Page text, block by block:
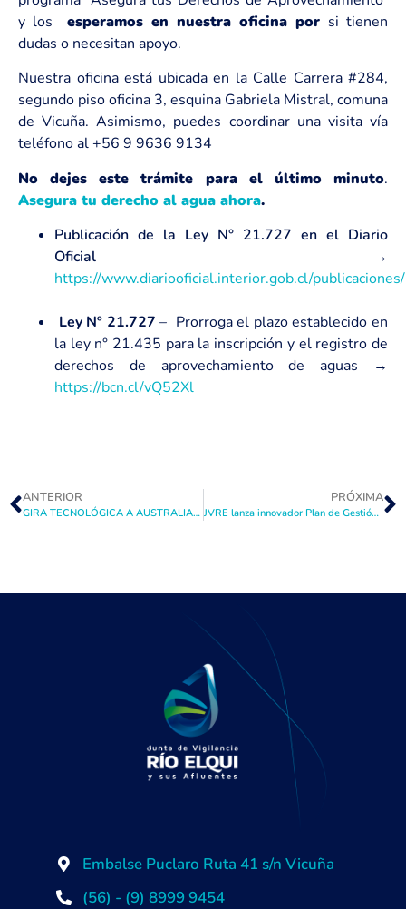
y los esperamos en nuestra oficina por si tienen
dudas o necesitan apoyo.
Nuestra oficina está ubicada en la Calle Carrera #284,
segundo piso oficina 3, esquina Gabriela Mistral, comuna
de Vicuña. Asimismo, puedes coordinar una visita vía
teléfono al +56 9 9636 9134
No dejes este trámite para el último minuto.
Asegura tu derecho al agua ahora.
Publicación de la Ley N° 21.727 en el Diario
Oficial →
https://www.diariooficial.interior.gob.cl/
Ley Nº 21.727– Prorroga el plazo establecido en
la ley n° 21.435 para la inscripción y el registro de
derechos de aprovechamiento de aguas →
https://bcn.cl/vQ52Xl
ANTERIOR
GIRA TECNOLÓGICA A AUSTRALIA 2025: «EN BUSCA DE LA PRODUCTIVIDAD DEL AGUA»
PRÓXIMA
JVRE lanza innovador Plan de Gestión y Desarrollo Hídrico para optimizar el uso del agua en la cuenca del Río Elqui con una inversión de más de 2 mil millones
Embalse Puclaro Ruta 41 s/n Vicuña
(56) - (9) 8999 9454